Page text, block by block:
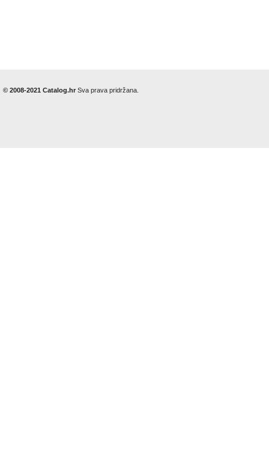
© 2008-2021 Catalog.hr Sva prava pridržana.